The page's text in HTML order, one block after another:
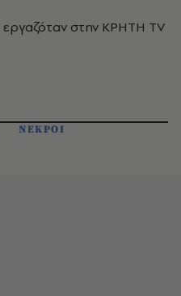
εργαζόταν στην ΚΡΗΤΗ TV
ΝΕΚΡΟΙ